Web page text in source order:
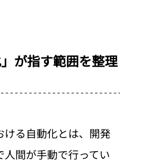
」が指す範囲を整理
ける自動化とは、開発
人間が手動で行ってい